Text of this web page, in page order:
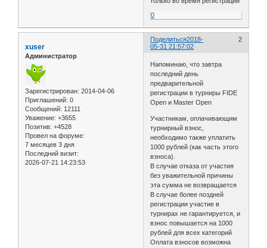
0
Поделиться 2
2018-
05-31 21:57:02
xuser
Администратор
Зарегистрирован: 2014-04-06
Приглашений: 0
Сообщений: 12111
Уважение: +3655
Позитив: +4528
Провел на форуме:
7 месяцев 3 дня
Последний визит:
2026-07-21 14:23:53
Напоминаю, что завтра
последний день
предварительной
регистрации в турниры FIDE
Open и Master Open
Участникам, оплачивающим
турнирный взнос,
необходимо также уплатить
1000 рублей (как часть этого
взноса).
В случае отказа от участия
без уважительной причины
эта сумма не возвращается
В случае более поздней
регистрации участие в
турнирах не гарантируется, и
взнос повышается на 1000
рублей для всех категорий
Оплата взносов возможна